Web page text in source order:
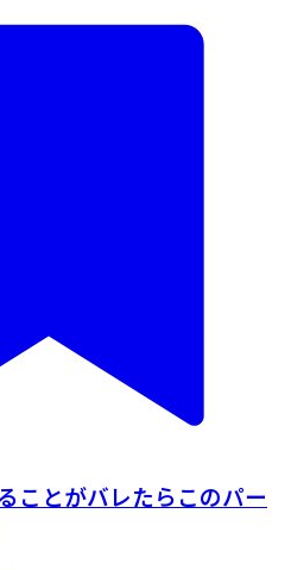
ことがバレたらこのパー